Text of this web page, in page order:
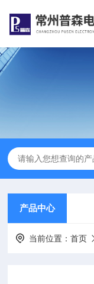
产品中心
当前位置：首页